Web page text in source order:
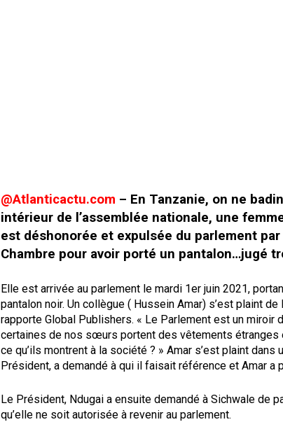
@Atlanticactu.com – En Tanzanie, on ne
intérieur de l’assemblée nationale, une
est déshonorée et expulsée du parlement
Chambre pour avoir porté un pantalon…jugé
Elle est arrivée au parlement le mardi 1er juin 2021,
pantalon noir. Un collègue ( Hussein Amar) s’est plaint
rapporte Global Publishers. « Le Parlement est un miroir
certaines de nos sœurs portent des vêtements étranges
ce qu’ils montrent à la société ? » Amar s’est plaint dans
Président, a demandé à qui il faisait référence et Amar a
Le Président, Ndugai a ensuite demandé à Sichwale de
qu’elle ne soit autorisée à revenir au parlement.